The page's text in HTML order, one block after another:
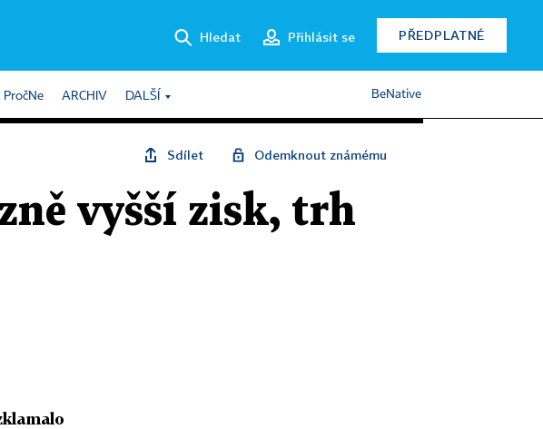
Hledat Přihlásit se PŘEDPLATNÉ
PročNe ARCHIV DALŠÍ BeNative
Sdílet Odemknout známému
vyšší zisk, trh